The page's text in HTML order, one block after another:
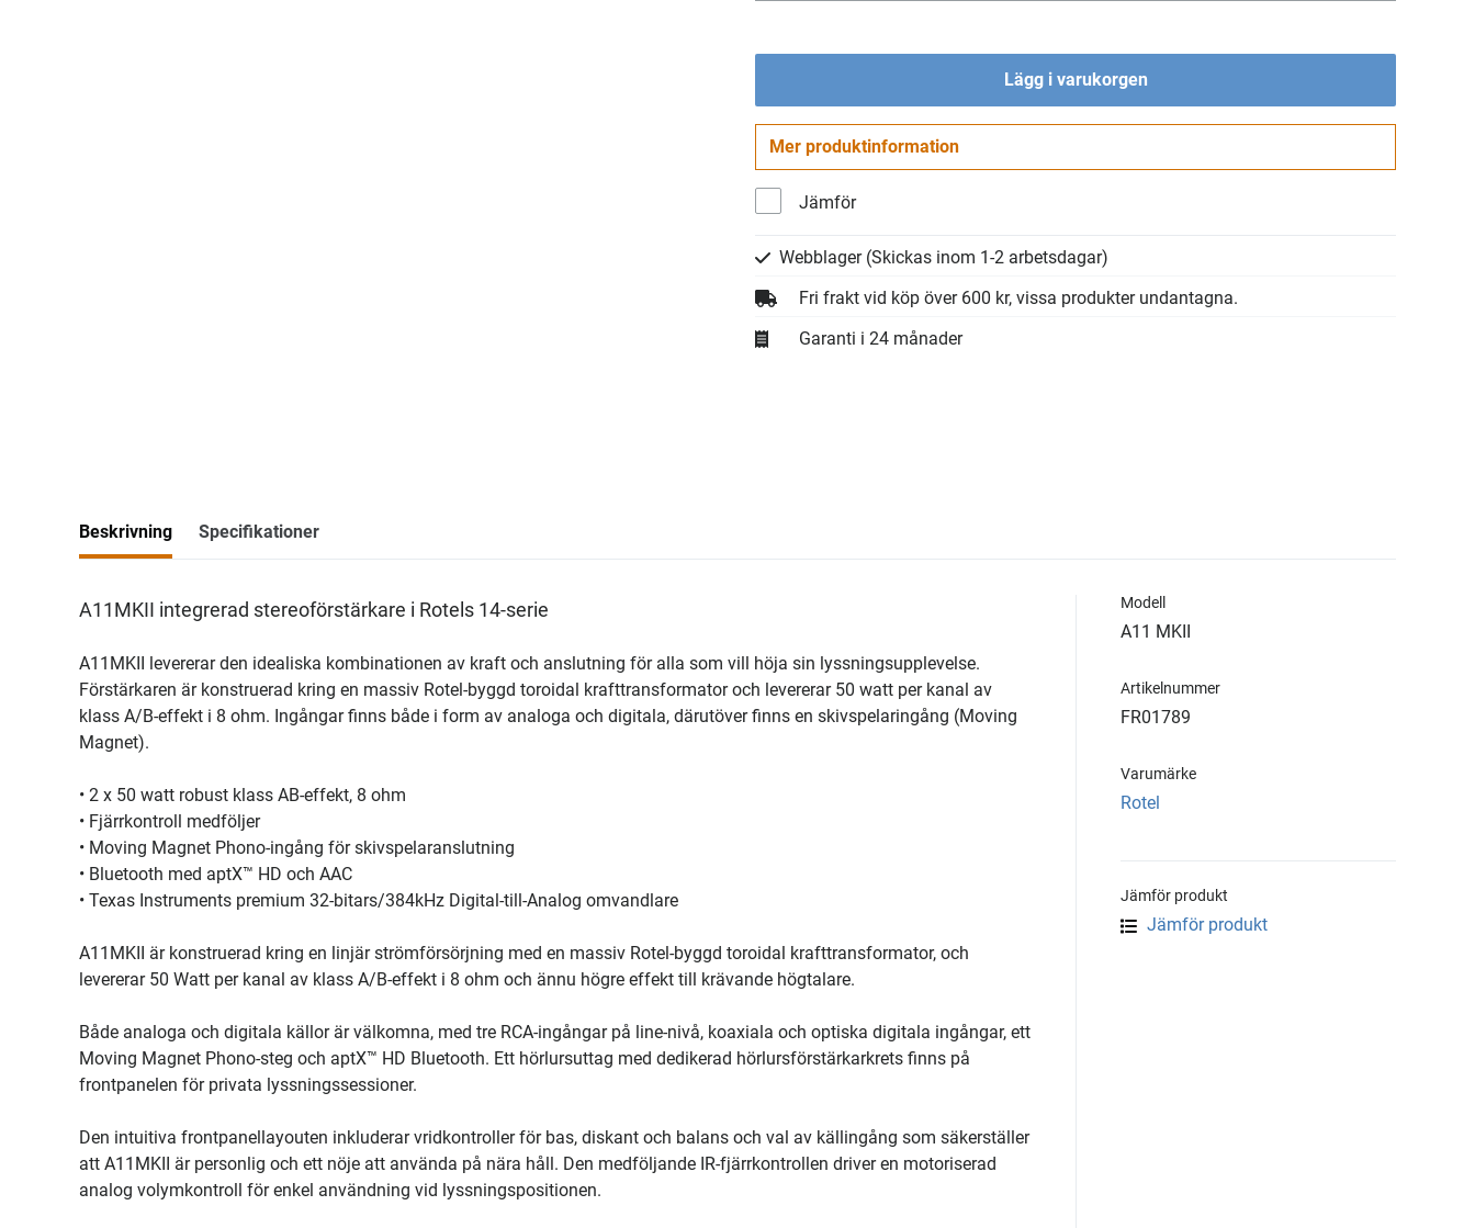
Lägg i varukorgen
Mer produktinformation
Jämför
Webblager (Skickas inom 1-2 arbetsdagar)
Fri frakt vid köp över 600 kr, vissa produkter undantagna.
Garanti i 24 månader
Beskrivning Specifikationer
A11MKII integrerad stereoförstärkare i Rotels 14-serie
A11MKII levererar den idealiska kombinationen av kraft och anslutning för alla som vill höja sin lyssningsupplevelse.
Förstärkaren är konstruerad kring en massiv Rotel-byggd toroidal krafttransformator och levererar 50 watt per kanal av
klass A/B-effekt i 8 ohm. Ingångar finns både i form av analoga och digitala, därutöver finns en skivspelaringång (Moving
Magnet).
• 2 x 50 watt robust klass AB-effekt, 8 ohm
• Fjärrkontroll medföljer
• Moving Magnet Phono-ingång för skivspelaranslutning
• Bluetooth med aptX™ HD och AAC
• Texas Instruments premium 32-bitars/384kHz Digital-till-Analog omvandlare
A11MKII är konstruerad kring en linjär strömförsörjning med en massiv Rotel-byggd toroidal krafttransformator, och
levererar 50 Watt per kanal av klass A/B-effekt i 8 ohm och ännu högre effekt till krävande högtalare.
Både analoga och digitala källor är välkomna, med tre RCA-ingångar på line-nivå, koaxiala och optiska digitala ingångar, ett
Moving Magnet Phono-steg och aptX™ HD Bluetooth. Ett hörlursuttag med dedikerad hörlursförstärkarkrets finns på
frontpanelen för privata lyssningssessioner.
Den intuitiva frontpanellayouten inkluderar vridkontroller för bas, diskant och balans och val av källingång som säkerställer
att A11MKII är personlig och ett nöje att använda på nära håll. Den medföljande IR-fjärrkontrollen driver en motoriserad
analog volymkontroll för enkel användning vid lyssningspositionen.
Modell
A11 MKII
Artikelnummer
FR01789
Varumärke
Rotel
Jämför produkt
Jämför produkt